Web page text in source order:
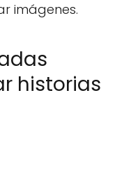
imágenes.
historias